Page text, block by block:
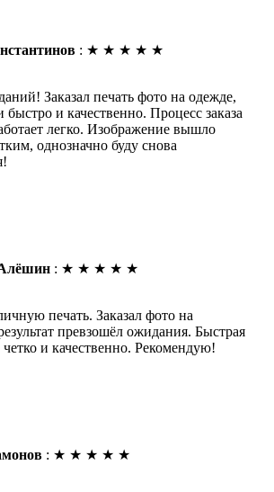
: ★ ★ ★ ★ ★
Заказал печать фото на одежде,
быстро и качественно. Процесс заказа
легко. Изображение вышло
однозначно буду снова
: ★ ★ ★ ★ ★
печать. Заказал фото на
превзошёл ожидания. Быстрая
четко и качественно. Рекомендую!
: ★ ★ ★ ★ ★